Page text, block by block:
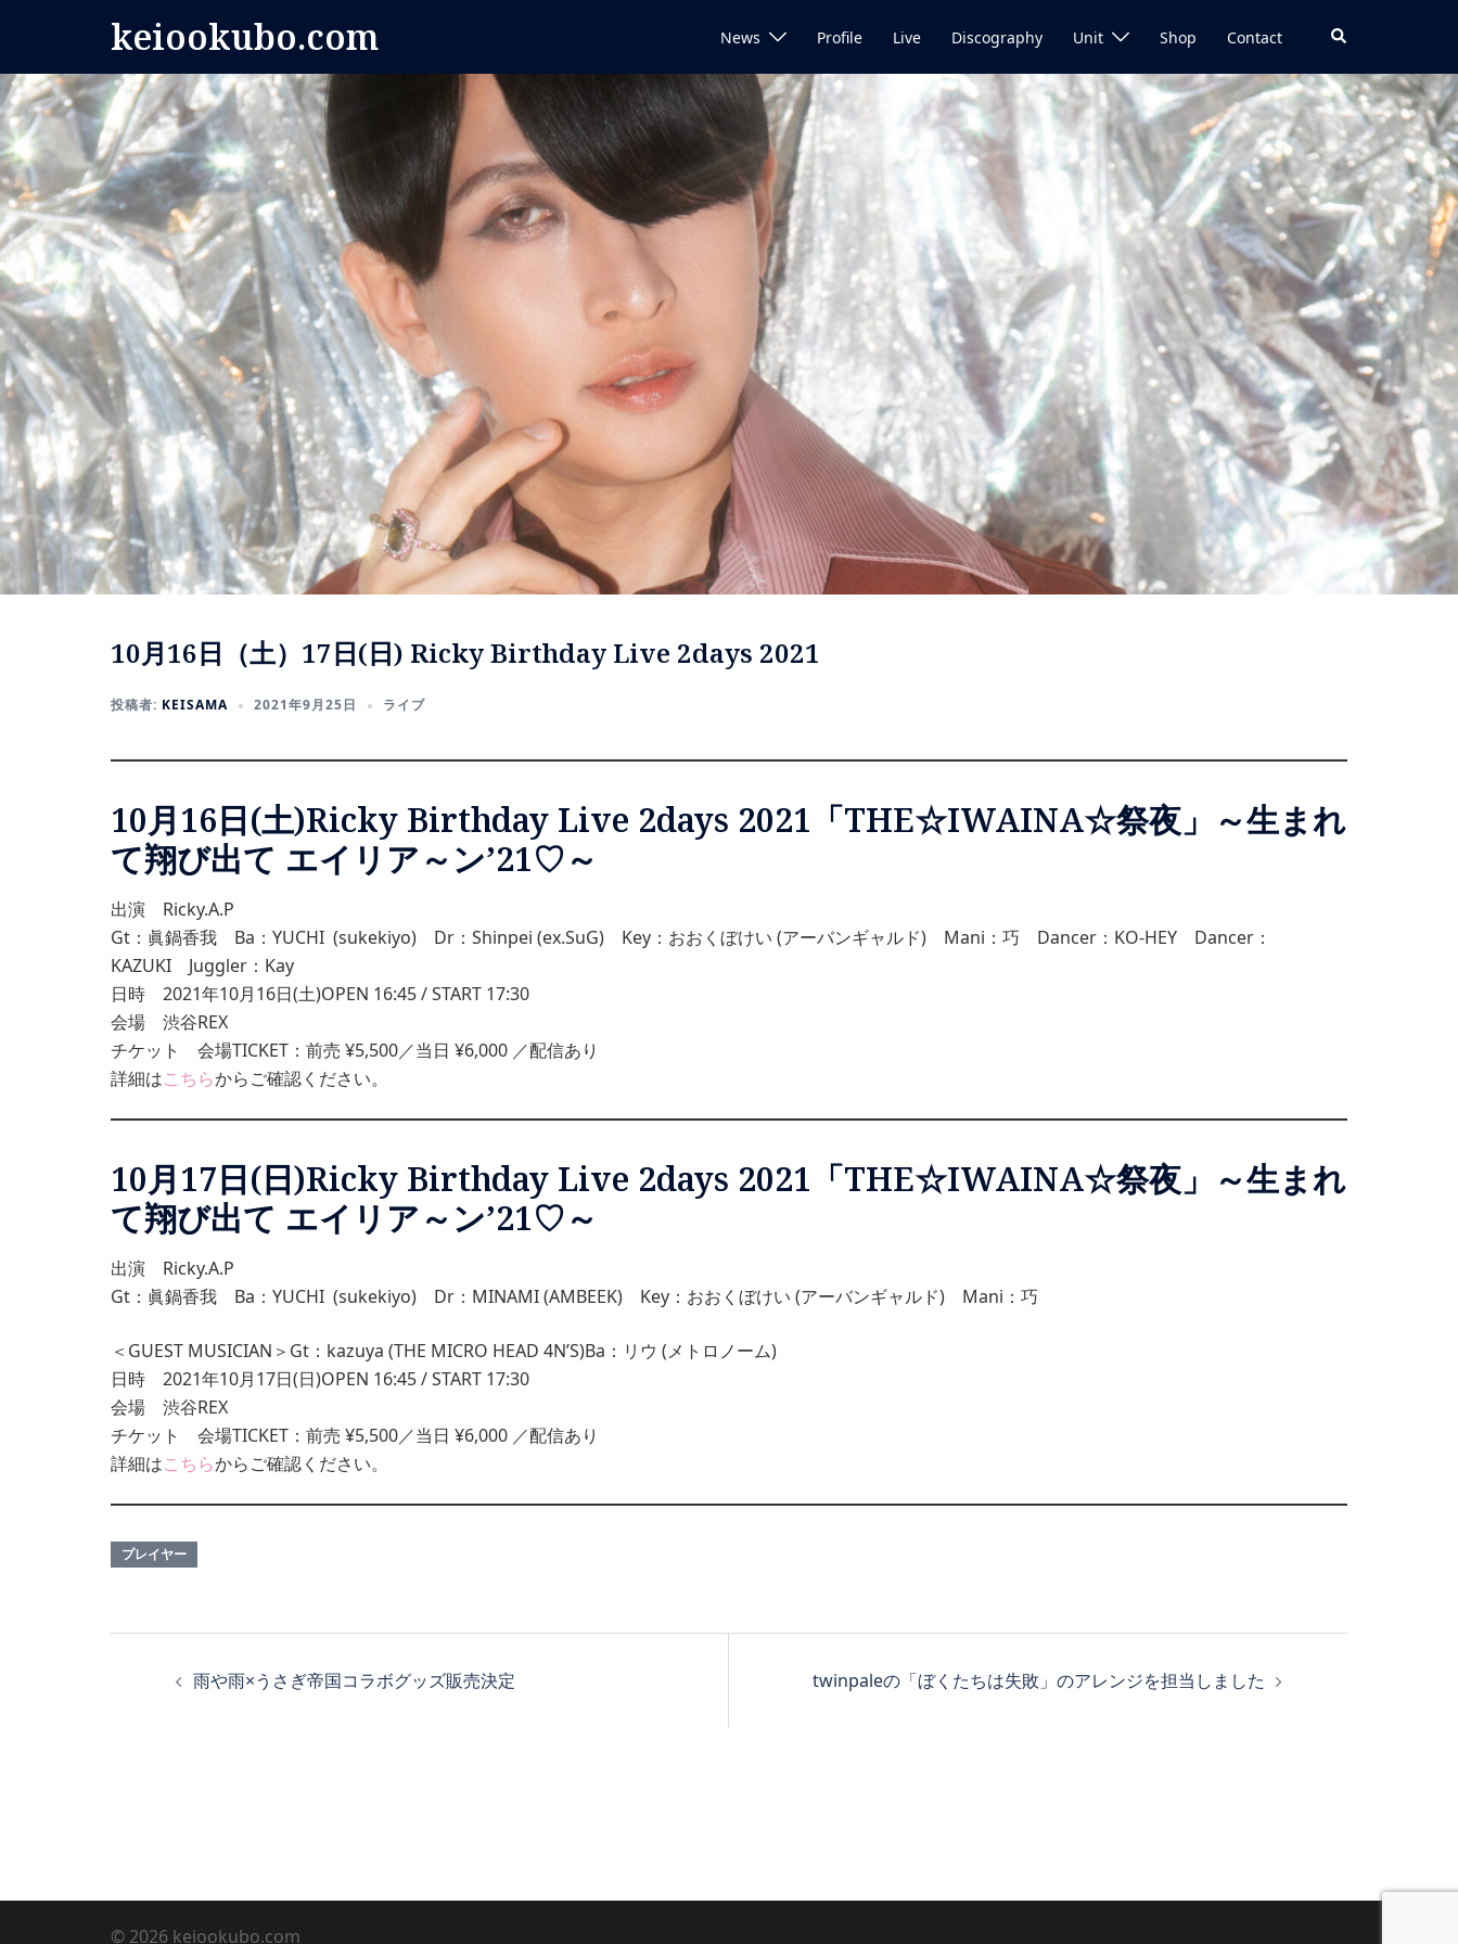
テ
ン
ツ
へ
ス
キ
ッ
プ
keiookubo.com News Profile Live Discography Unit Shop Contact 検
索
10月16日（土）17日(日) Ricky Birthday Live 2days 2021
投稿者: KEISAMA 2021年9月25日 ライブ
10月16日(土)Ricky Birthday Live 2days 2021「THE☆IWAINA☆祭夜」～生まれ
て翔び出て エイリア～ン’21♡～
出演 Ricky.A.P
Gt：眞鍋香我 Ba：YUCHI (sukekiyo) Dr：Shinpei (ex.SuG) Key：おおくぼけい (アーバンギャルド) Mani：巧 Dancer：KO-HEY Dancer：
KAZUKI Juggler：Kay
日時 2021年10月16日(土)OPEN 16:45 / START 17:30
会場 渋谷REX
チケット 会場TICKET：前売 ¥5,500／当日 ¥6,000 ／配信あり
詳細はこちらからご確認ください。
10月17日(日)Ricky Birthday Live 2days 2021「THE☆IWAINA☆祭夜」～生まれ
て翔び出て エイリア～ン’21♡～
出演 Ricky.A.P
Gt：眞鍋香我 Ba：YUCHI (sukekiyo) Dr：MINAMI (AMBEEK) Key：おおくぼけい (アーバンギャルド) Mani：巧
＜GUEST MUSICIAN＞Gt：kazuya (THE MICRO HEAD 4N’S)Ba：リウ (メトロノーム)
日時 2021年10月17日(日)OPEN 16:45 / START 17:30
会場 渋谷REX
チケット 会場TICKET：前売 ¥5,500／当日 ¥6,000 ／配信あり
詳細はこちらからご確認ください。
プレイヤー
ョ
雨や雨×うさぎ帝国コラボグッズ販売決定 twinpaleの「ぼくたちは失敗」のアレンジを担当しました
© 2026 keiookubo.com